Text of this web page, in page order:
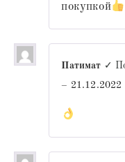
покупкой
Патимат ✓
– 21.12.2022